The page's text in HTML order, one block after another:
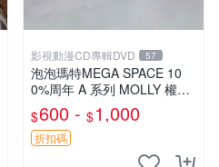
影視動漫CD專輯DVD 57
泡泡瑪特MEGA SPACE 10
0%周年 A 系列 MOLLY 權威
隱藏款 嚴選薄荷巧克力色 80
年代風味 權威推薦 合適收藏
$600 - $1,000
折扣碼